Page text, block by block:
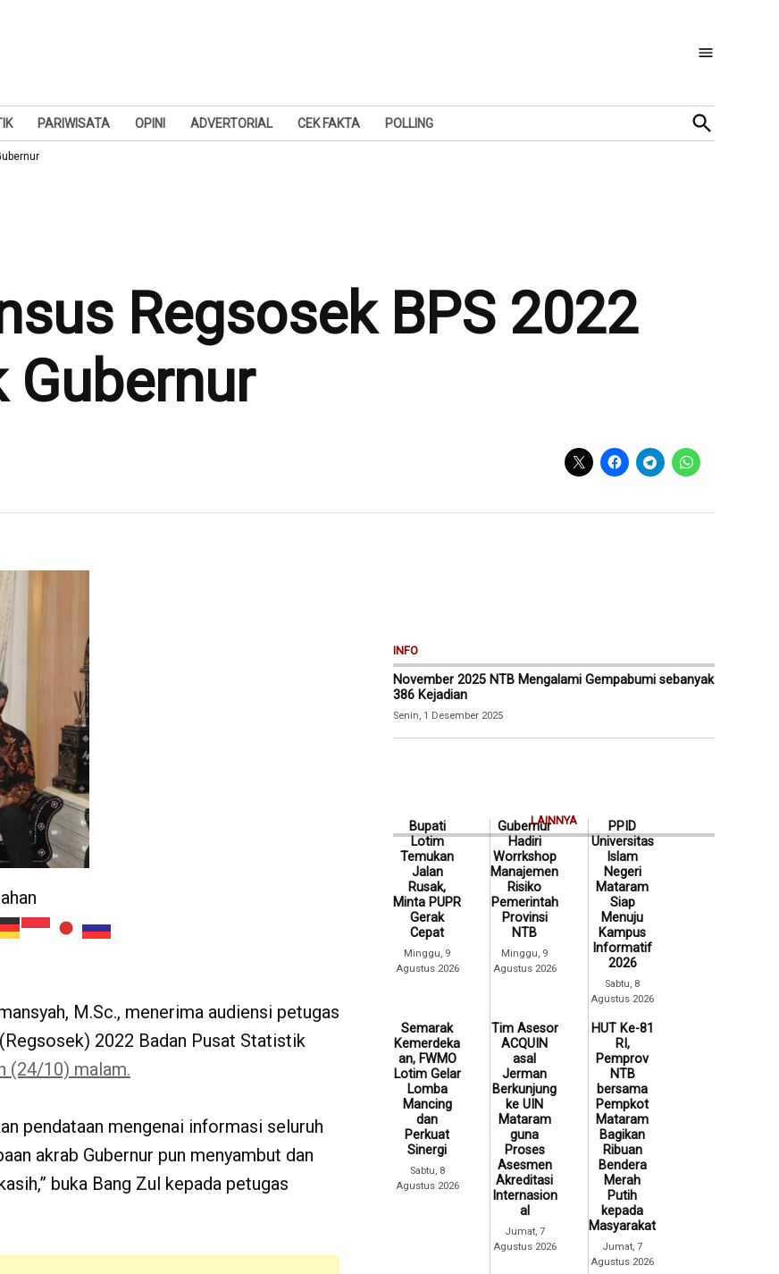
PARIWISATA OPINI ADVERTORIAL CEK FAKTA POLLING
Open
Search
Regsosek BPS 2022
Gubernur
M.Sc., menerima audiensi petugas
2022 Badan Pusat Statistik
(24/10) malam.
pendataan mengenai informasi seluruh
akrab Gubernur pun menyambut dan
buka Bang Zul kepada petugas
INFO
November 2025 NTB Mengalami Gempabumi sebanyak
386 Kejadian
Senin, 1 Desember 2025
LAINNYA
Bupati
Lotim
Temukan
Jalan
Rusak,
Minta PUPR
Gerak
Cepat
Minggu, 9
Agustus 2026
Gubernur
Hadiri
Worrkshop
Manajemen
Risiko
Pemerintah
Provinsi
NTB
Minggu, 9
Agustus 2026
PPID
Universitas
Islam
Negeri
Mataram
Siap
Menuju
Kampus
Informatif
2026
Sabtu, 8
Agustus 2026
Semarak
Kemerdeka
an, FWMO
Lotim Gelar
Lomba
Mancing
dan
Perkuat
Sinergi
Sabtu, 8
Agustus 2026
Tim Asesor
ACQUIN
asal
Jerman
Berkunjung
ke UIN
Mataram
guna
Proses
Asesmen
Akreditasi
Internasion
al
Jumat, 7
Agustus 2026
HUT Ke-81
RI,
Pemprov
NTB
bersama
Pempkot
Mataram
Bagikan
Ribuan
Bendera
Merah
Putih
kepada
Masyarakat
Jumat, 7
Agustus 2026